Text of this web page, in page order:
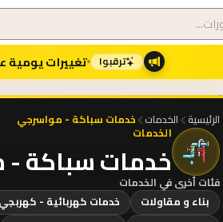
ترقبوا تغييرات يومية
الرئيسية الخدمات خدمات سباكة - مواسرجي
الخدمات
خدمات سباكةفئات أخرى في الخدمات
بناء و مقاولات
خدمات كهربائية - كهربجي